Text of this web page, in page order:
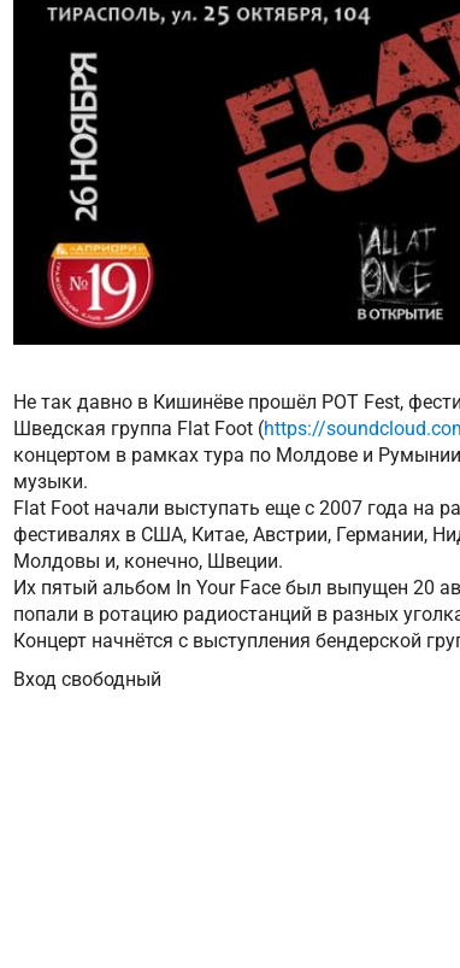
Не так давно в Кишинёве прошёл POT Fest,
Шведская группа Flat Foot (https://
концертом в рамках тура по Молдове и
музыки.
Flat Foot начали выступать еще с 2007 года на
фестивалях в США, Китае, Австрии, Германии,
Молдовы и, конечно, Швеции.
Их пятый альбом In Your Face был выпущен 20
попали в ротацию радиостанций в разных
Концерт начнётся с выступления бендерской
Вход свободный